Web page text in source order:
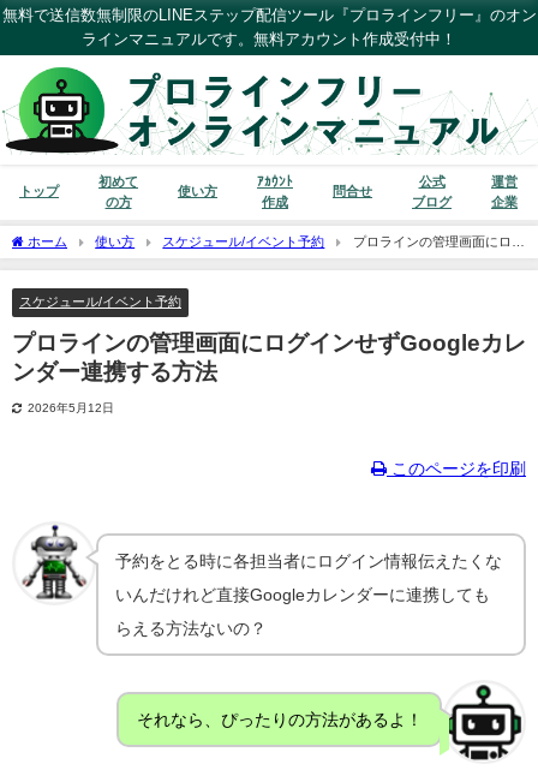
無料で送信数無制限のLINEステップ配信ツール『プロラインフリー』のオン
ラインマニュアルです。無料アカウント作成受付中！
トップ
初めて
の方
使い方
ｱｶｳﾝﾄ
作成
問合せ
公式
ブログ
運営
企業
ホーム 使い方 スケジュール/イベント予約
プロラインの管理画面にログ
インせずGoogleカレンダー連携する方法
スケジュール/イベント予約
プロラインの管理画面にログインせずGoogleカレ
ンダー連携する方法
2026年5月12日
このページを印刷
予約をとる時に各担当者にログイン情報伝えたくな
いんだけれど直接Googleカレンダーに連携しても
らえる方法ないの？
それなら、ぴったりの方法があるよ！